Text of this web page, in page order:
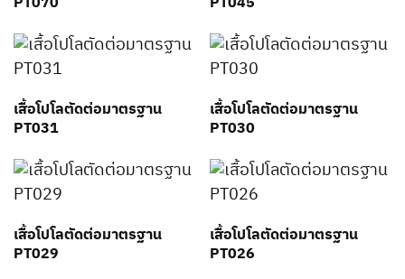
เสื้อโปโลตัดต่อมาตรฐาน
PT031
เสื้อโปโลตัดต่อมาตรฐาน
PT030
เสื้อโปโลตัดต่อมาตรฐาน
PT029
เสื้อโปโลตัดต่อมาตรฐาน
PT026